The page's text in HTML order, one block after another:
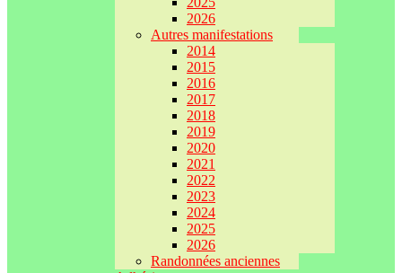
2026
Autres manifestations
2014
2015
2016
2017
2018
2019
2020
2021
2022
2023
2024
2025
2026
Randonnées anciennes